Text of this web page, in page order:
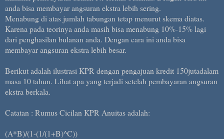
anda bisa membayar angsuran ekstra lebih sering.
Menabung di atas jumlah tabungan tetap menurut skema diatas.
Karena pada teorinya anda masih bisa menabung 10%-15% lagi
dari penghasilan bulanan anda. Dengan cara ini anda bisa
membayar angsuran ekstra lebih besar.
Berikut adalah ilustrasi KPR dengan pengajuan kredit 150jutadalam
masa 10 tahun. Lihat apa yang terjadi setelah pembayaran angsuran
ekstra berkala.
Catatan : Rumus Cicilan KPR Anuitas adalah:
(A*B)/(1-(1/(1+B)^C))